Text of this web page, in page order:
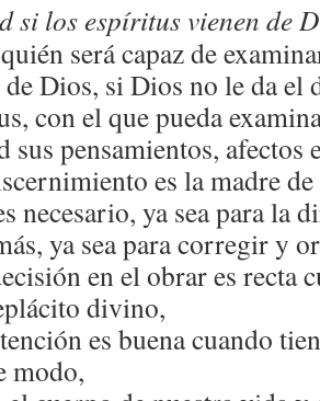
si los espíritus vienen de
será capaz de
Dios, si Dios no le da el
con el que pueda
sus pensamientos, afectos
es la madre
necesario, ya sea para la
ya sea para corregir y
en el obrar es recta
divino,
es buena cuando
modo,